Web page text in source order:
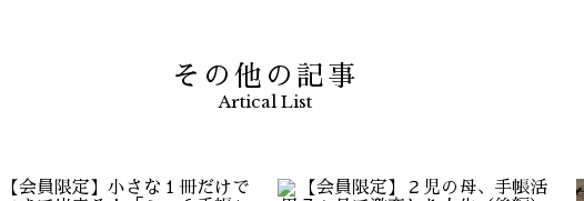
その他の記事
Artical List